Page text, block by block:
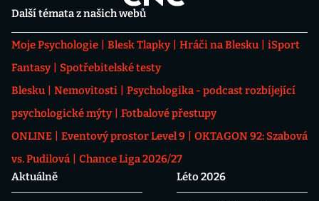
Další témata z našich webů
Moje Psychologie Blesk Tlapky Hráči na Blesku
iSport
Fantasy
Spotřebitelské testy
Blesku
Nemovitosti
Psychologika - podcast rozbíjející
psychologické mýty
Fotbalové přestupy
ONLINE
Eventový prostor Level 9
OKTAGON 92: Szabová
vs. Pudilová
Chance Liga 2026/27
Aktuálně
Léto 2026